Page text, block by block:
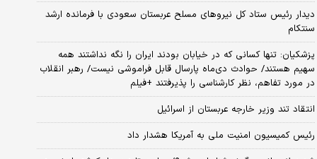
دیدار رئیس ستاد کل نیروهای مسلح عربستان سعودی با فرمانده ارشد
سنتکام
پزشکیان: تنها کسانی که در خیابان بودند ایران را نگه نداشتند همه
سهیم هستند/ حوادث دی‌ماه پارسال قابل فراموشی نیست/ رهبر انقلاب
در مورد تفاهم، نظر کارشناسی را پذیرفتند +فیلم
انتقاد تند وزیر خارجه عربستان از اسرائیل
رئیس کمیسیون امنیت ملی به آمریکا هشدار داد